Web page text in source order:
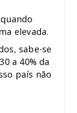
elevada.
sabe-se
a 40% da
país não